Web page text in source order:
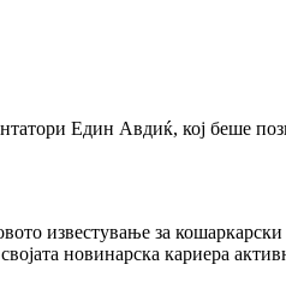
Един Авдиќ, кој беше
известување за
новинарска кариера